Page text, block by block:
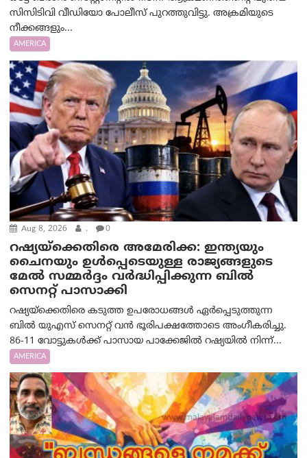
സിസിടിവി വീഡിയോ പോലീസ് പുറത്തുവിട്ടു. അക്രമിയുടെ
നീക്കങ്ങളും...
AMERICA
Aug 8, 2026 . 0
റഷ്യയ്‌ക്കെതിരെ അമേരിക്ക: ഇന്ത്യയും
ചൈനയും ഉൾപ്പെടെയുള്ള രാജ്യങ്ങളുടെ
മേൽ സമ്മർദ്ദം വർദ്ധിപ്പിക്കുന്ന ബിൽ
സെനറ്റ് പാസാക്കി
റഷ്യയ്‌ക്കെതിരെ കടുത്ത ഉപരോധങ്ങൾ ഏർപ്പെടുത്തുന്ന
ബിൽ യുഎസ് സെനറ്റ് വൻ ഭൂരിപക്ഷത്തോടെ അംഗീകരിച്ചു.
86-11 വോട്ടുകൾക്ക് പാസായ പാക്കേജിൽ റഷ്യയിൽ നിന്ന്...
AMERICA